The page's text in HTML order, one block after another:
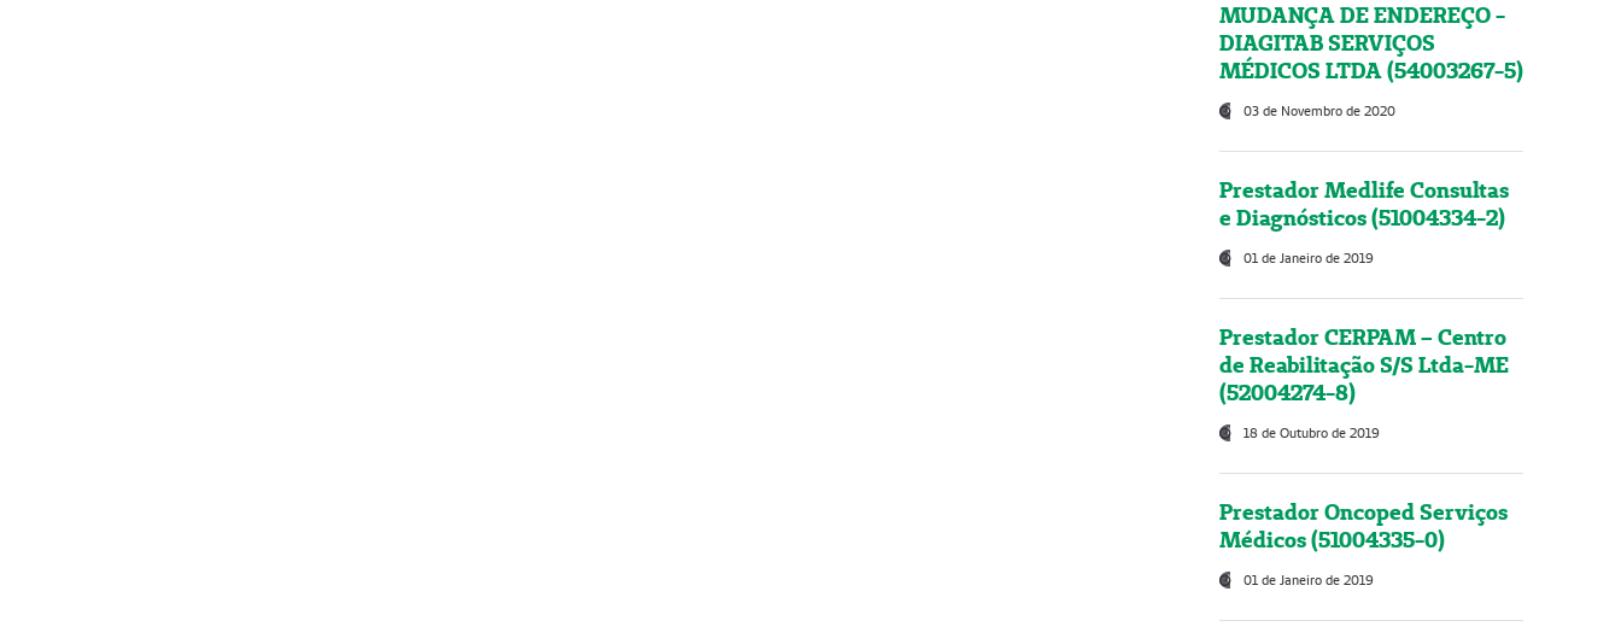
MUDANÇA DE ENDEREÇO -
DIAGITAB SERVIÇOS
MÉDICOS LTDA (54003267-5)
03 de Novembro de 2020
Prestador Medlife Consultas
e Diagnósticos (51004334-2)
01 de Janeiro de 2019
Prestador CERPAM – Centro
de Reabilitação S/S Ltda-ME
(52004274-8)
18 de Outubro de 2019
Prestador Oncoped Serviços
Médicos (51004335-0)
01 de Janeiro de 2019